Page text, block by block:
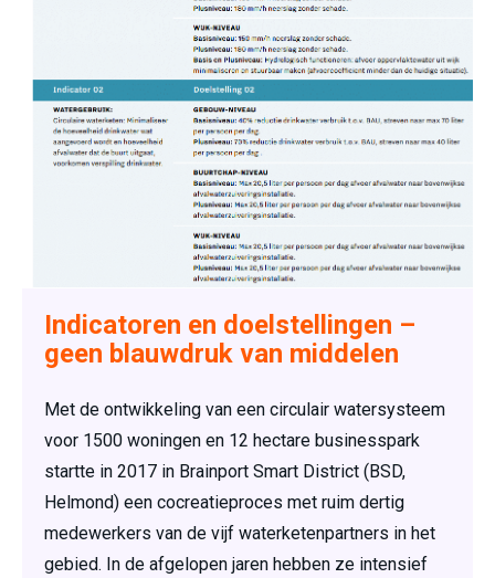
Indicatoren en doelstellingen –
geen blauwdruk van middelen
Met de ontwikkeling van een circulair watersysteem
voor 1500 woningen en 12 hectare businesspark
startte in 2017 in Brainport Smart District (BSD,
Helmond) een cocreatieproces met ruim dertig
medewerkers van de vijf waterketenpartners in het
gebied. In de afgelopen jaren hebben ze intensief